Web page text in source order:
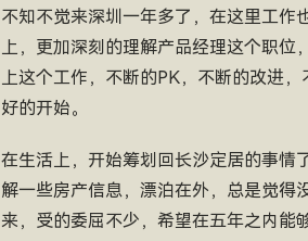
不知不觉来深圳一年多了，在这里工作
上，更加深刻的理解产品经理这个职
上这个工作，不断的PK，不断的改进
好的开始。
在生活上，开始筹划回长沙定居的事情
解一些房产信息，漂泊在外，总是觉得
来，受的委屈不少，希望在五年之内能